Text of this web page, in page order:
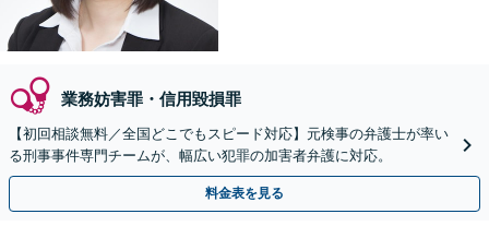
業務妨害罪・信用毀損罪
【初回相談無料／全国どこでもスピード対応】元検事の弁護士が率い
る刑事事件専門チームが、幅広い犯罪の加害者弁護に対応。
料金表を見る